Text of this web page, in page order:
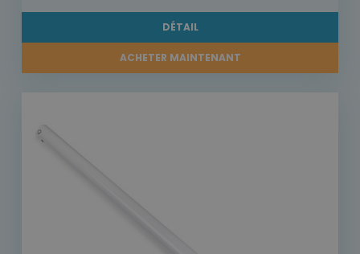
DÉTAIL
ACHETER MAINTENANT